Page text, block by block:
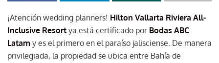
¡Atención wedding planners! Hilton Vallarta Riviera All-
Inclusive Resort ya está certificado por Bodas ABC
Latam y es el primero en el paraíso jalisciense. De manera
privilegiada, la propiedad se ubica entre Bahía de